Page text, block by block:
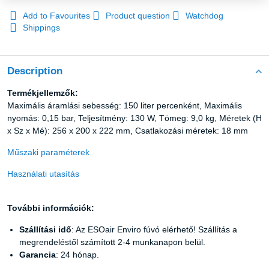
Add to Favourites Product question
Watchdog
Shippings
Description
Termékjellemzők:
Maximális áramlási sebesség: 150 liter percenként, Maximális
nyomás: 0,15 bar, Teljesítmény: 130 W, Tömeg: 9,0 kg, Méretek (H
x Sz x Mé): 256 x 200 x 222 mm, Csatlakozási méretek: 18 mm
Műszaki paraméterek
Használati utasítás
További információk:
Szállítási idő: Az ESOair Enviro fúvó elérhető! Szállítás a
megrendeléstől számított 2-4 munkanapon belül.
Garancia: 24 hónap.